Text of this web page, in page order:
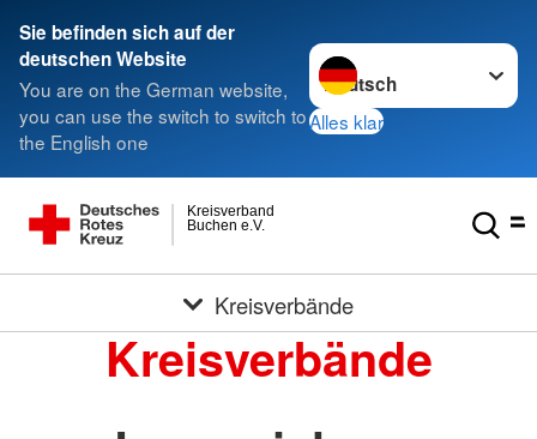
Sie befinden sich auf der
deutschen Website
You are on the German website,
you can use the switch to switch to
the English one
Sprache wechseln zu
Alles klar
Buchen e.V.
Kreisverband
Kreisverbände
Kreisverbände